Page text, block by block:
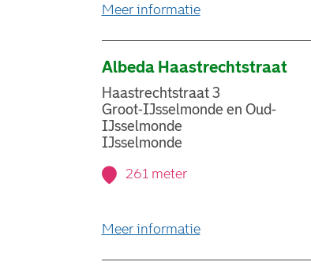
Meer informatieover stemlocatie
Albeda Haastrechtstraat
Haastrechtstraat 3
Groot-IJsselmonde en Oud-
IJsselmonde
IJsselmonde
261 meter
Meer informatieover stemlocatie